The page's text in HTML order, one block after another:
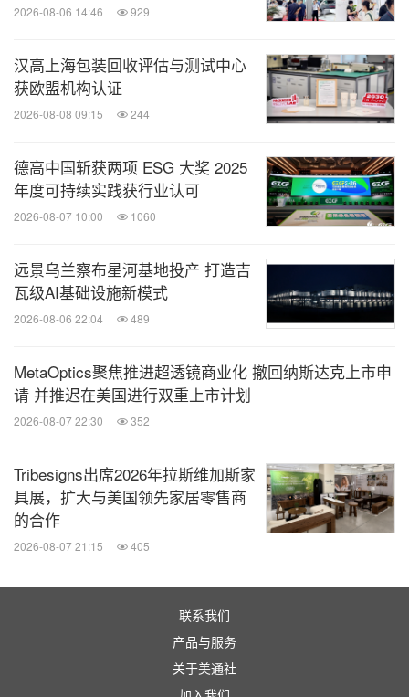
2026-08-06 14:46 929
汉高上海包装回收评估与测试中心
获欧盟机构认证
2026-08-08 09:15 244
德高中国斩获两项 ESG 大奖 2025
年度可持续实践获行业认可
2026-08-07 10:00 1060
远景乌兰察布星河基地投产 打造吉
瓦级AI基础设施新模式
2026-08-06 22:04 489
MetaOptics聚焦推进超透镜商业化 撤回纳斯达克上市申
请 并推迟在美国进行双重上市计划
2026-08-07 22:30 352
Tribesigns出席2026年拉斯维加斯家
具展，扩大与美国领先家居零售商
的合作
2026-08-07 21:15 405
联系我们
产品与服务
关于美通社